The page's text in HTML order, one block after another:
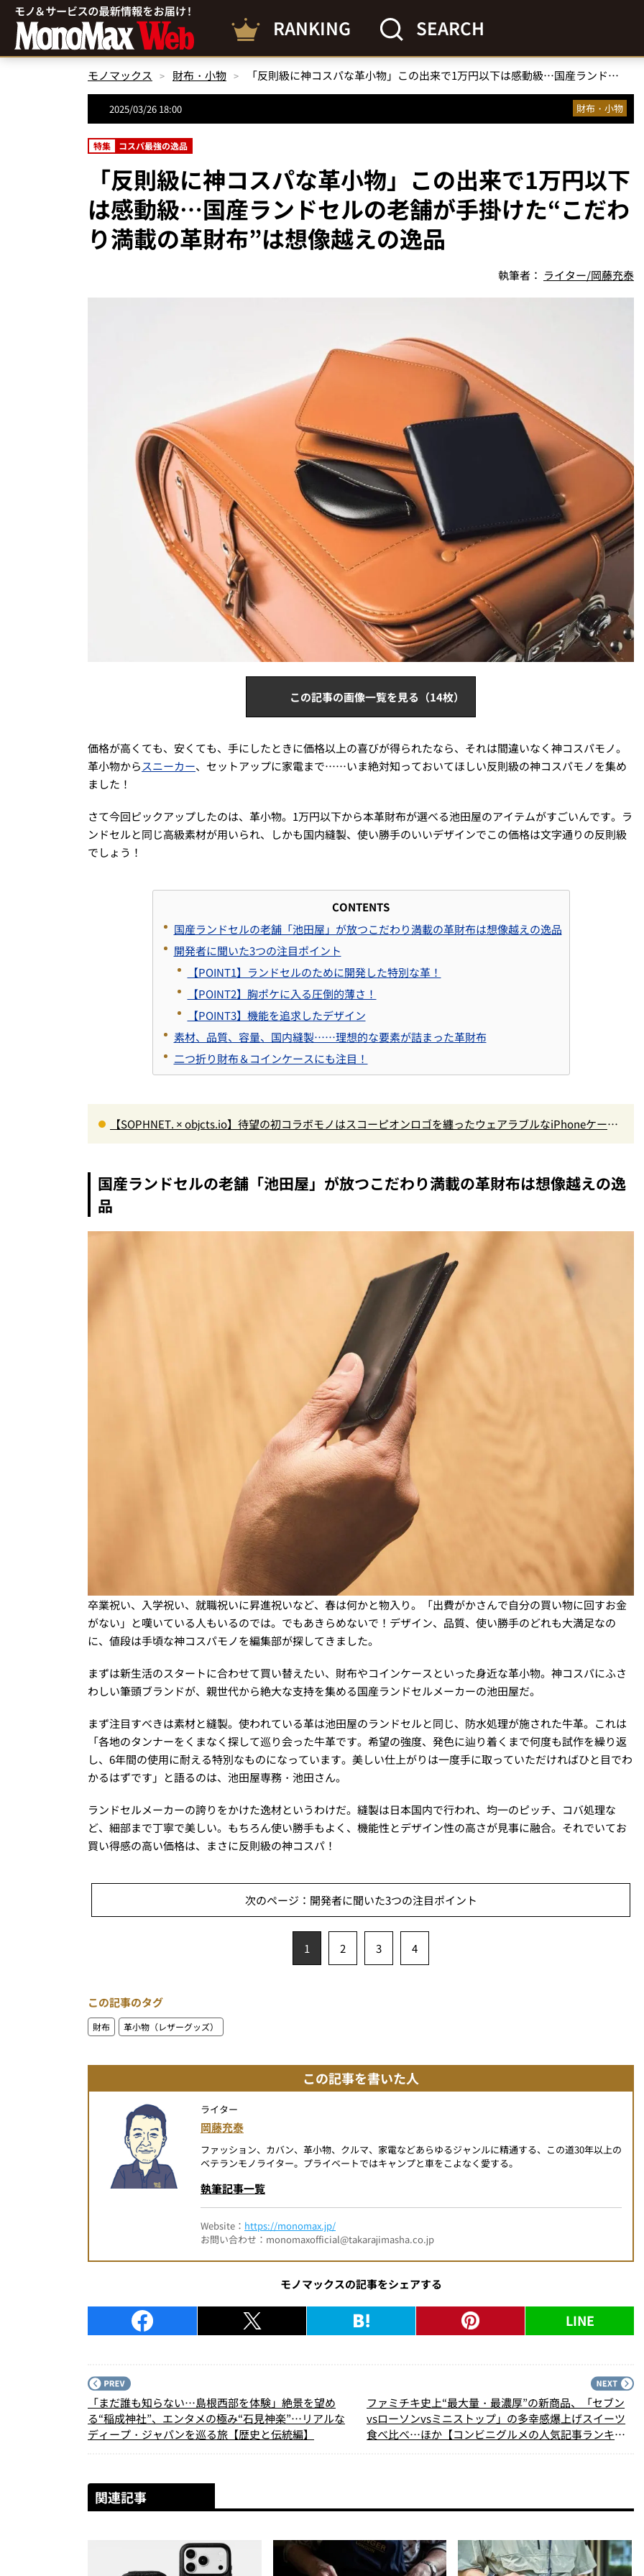
RANKING SEARCH
モノマックス 財布・小物 「反則級に神コスパな革小物」この出来で1万円以下は感動級…国産ランドセルの老舗が手掛けた“こだわり満載の革財布”は想像越えの逸品
2025/03/26 18:00 財布・小物
特集 コスパ最強の逸品
「反則級に神コスパな革小物」この出来で1万円以下
は感動級…国産ランドセルの老舗が手掛けた“こだわ
り満載の革財布”は想像越えの逸品
執筆者： ライター/岡藤充泰
この記事の画像一覧を見る（14枚）
価格が高くても、安くても、手にしたときに価格以上の喜びが得られたなら、それは間違いなく神コスパモノ。
革小物からスニーカー、セットアップに家電まで……いま絶対知っておいてほしい反則級の神コスパモノを集め
ました！
さて今回ピックアップしたのは、革小物。1万円以下から本革財布が選べる池田屋のアイテムがすごいんです。ラ
ンドセルと同じ高級素材が用いられ、しかも国内縫製、使い勝手のいいデザインでこの価格は文字通りの反則級
でしょう！
CONTENTS
国産ランドセルの老舗「池田屋」が放つこだわり満載の革財布は想像越えの逸品
開発者に聞いた3つの注目ポイント
【POINT1】ランドセルのために開発した特別な革！
【POINT2】胸ポケに入る圧倒的薄さ！
【POINT3】機能を追求したデザイン
素材、品質、容量、国内縫製……理想的な要素が詰まった革財布
二つ折り財布＆コインケースにも注目！
【SOPHNET. × objcts.io】待望の初コラボモノはスコーピオンロゴを纏ったウェアラブルなiPhoneケー
国産ランドセルの老舗「池田屋」が放つこだわり満載の革財布は想像越えの逸
品
卒業祝い、入学祝い、就職祝いに昇進祝いなど、春は何かと物入り。「出費がかさんで自分の買い物に回すお金
がない」と嘆いている人もいるのでは。でもあきらめないで！デザイン、品質、使い勝手のどれも大満足なの
に、値段は手頃な神コスパモノを編集部が探してきました。
まずは新生活のスタートに合わせて買い替えたい、財布やコインケースといった身近な革小物。神コスパにふさ
わしい筆頭ブランドが、親世代から絶大な支持を集める国産ランドセルメーカーの池田屋だ。
まず注目すべきは素材と縫製。使われている革は池田屋のランドセルと同じ、防水処理が施された牛革。これは
「各地のタンナーをくまなく探して巡り会った牛革です。希望の強度、発色に辿り着くまで何度も試作を繰り返
し、6年間の使用に耐える特別なものになっています。美しい仕上がりは一度手に取っていただければひと目でわ
かるはずです」と語るのは、池田屋専務・池田さん。
ランドセルメーカーの誇りをかけた逸材というわけだ。縫製は日本国内で行われ、均一のピッチ、コバ処理な
ど、細部まで丁寧で美しい。もちろん使い勝手もよく、機能性とデザイン性の高さが見事に融合。それでいてお
買い得感の高い価格は、まさに反則級の神コスパ！
次のページ：開発者に聞いた3つの注目ポイント
1 2 3 4
この記事のタグ
財布 革小物（レザーグッズ）
この記事を書いた人
ライター
岡藤充泰
ファッション、カバン、革小物、クルマ、家電などあらゆるジャンルに精通する、この道30年以上の
ベテランモノライター。プライベートではキャンプと車をこよなく愛する。
執筆記事一覧
Website： https://monomax.jp/
お問い合わせ：monomaxofficial@takarajimasha.co.jp
モノマックスの記事をシェアする
LINE
「まだ誰も知らない…島根西部を体験」絶景を望め
る“稲成神社”、エンタメの極み“石見神楽”…リアルな
ディープ・ジャパンを巡る旅【歴史と伝統編】
ファミチキ史上“最大量・最濃厚”の新商品、「セブン
vsローソンvsミニストップ」の多幸感爆上げスイーツ
食べ比べ…ほか【コンビニグルメの人気記事ランキン
関連記事